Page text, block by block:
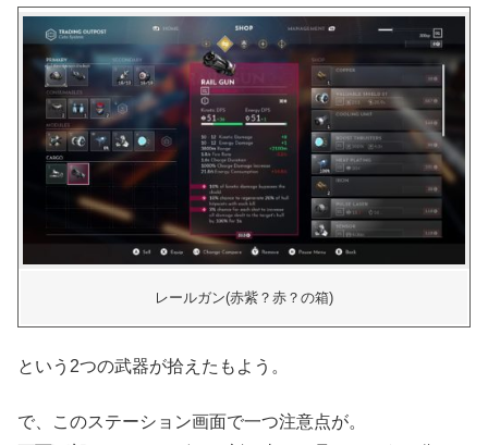
レールガン(赤紫？赤？の箱)
という2つの武器が拾えたもよう。
で、このステーション画面で一つ注意点が。